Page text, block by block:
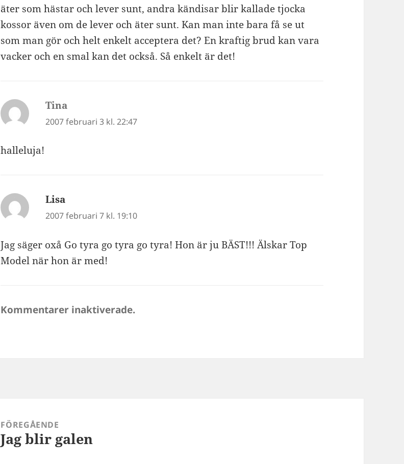
äter som hästar och lever sunt, andra kändisar blir kallade tjocka
kossor även om de lever och äter sunt. Kan man inte bara få se ut
som man gör och helt enkelt acceptera det? En kraftig brud kan vara
vacker och en smal kan det också. Så enkelt är det!
Tina
2007 februari 3 kl. 22:47
halleluja!
Lisa
2007 februari 7 kl. 19:10
Jag säger oxå Go tyra go tyra go tyra! Hon är ju BÄST!!! Älskar Top
Model när hon är med!
Kommentarer inaktiverade.
FÖREGÅENDE
Föregående
Jag blir galen